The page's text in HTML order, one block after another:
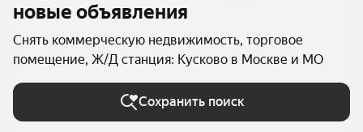
новые объявления
Снять коммерческую недвижимость, торговое
помещение, Ж/Д станция: Кусково в Москве и МО
Сохранить поиск